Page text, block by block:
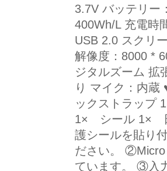
3.7V バッテリー
400Wh/L 充電時
USB 2.0 スクリ
解像度：8000 *
ジタルズーム 拡
り マイク：内
ックストラップ
1× シール 1×
護シールを貼り
ださい。 ②Micro
ています。 ③入